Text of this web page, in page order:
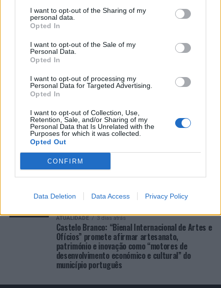
I want to opt-out of the Sharing of my
personal data.
Opted In
I want to opt-out of the Sale of my
Personal Data.
Opted In
I want to opt-out of processing my
Personal Data for Targeted Advertising.
Opted In
I want to opt-out of Collection, Use,
Retention, Sale, and/or Sharing of my
Personal Data that Is Unrelated with the
Purposes for which it was collected.
Opted Out
CONFIRM
Data Deletion Data Access Privacy Policy
Rio de Janeiro: Governo do Estado propõe parceria com a
exterior”
COMENTÁRIOS RECENTES
ÚLTIMAS DESTAQUE
ATUALIDADE 2 dias atrás
Cultura digital pode “comprometer” a
criatividade antes de “provocar” mudanças
genéticas, diz neurocientista
circuito ATP com vitória do francês Luca Van
ATUALIDADE 3 dias atrás
Castelo Branco: “Bienal Internacional de Artes e
Ofícios” promete afirmar artesanato,
património e inovação como “motores de
desenvolvimento económico e cultural” do
município português